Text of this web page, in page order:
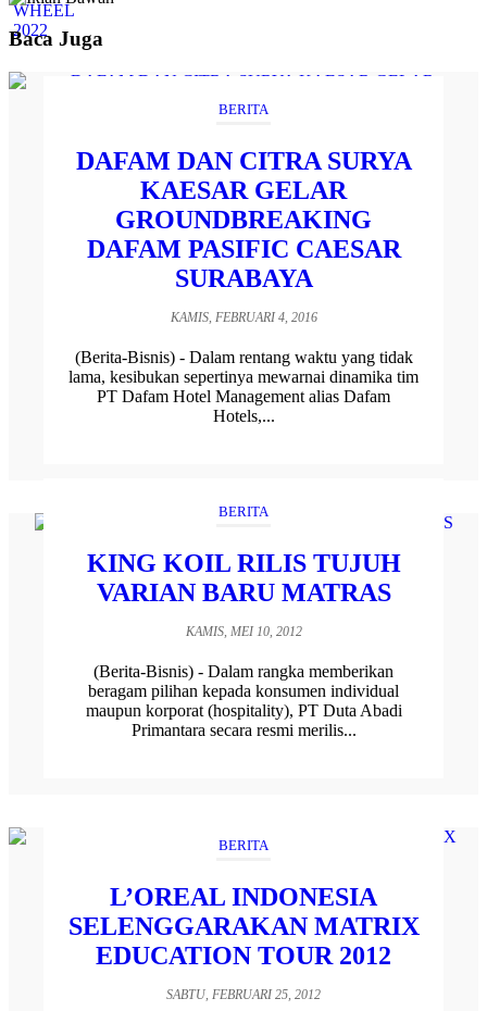
Baca Juga
BERITA
DAFAM DAN CITRA SURYA
KAESAR GELAR
GROUNDBREAKING
DAFAM PASIFIC CAESAR
SURABAYA
KAMIS, FEBRUARI 4, 2016
(Berita-Bisnis) - Dalam rentang waktu yang tidak
lama, kesibukan sepertinya mewarnai dinamika tim
PT Dafam Hotel Management alias Dafam
Hotels,...
BERITA
KING KOIL RILIS TUJUH
VARIAN BARU MATRAS
KAMIS, MEI 10, 2012
(Berita-Bisnis) - Dalam rangka memberikan
beragam pilihan kepada konsumen individual
maupun korporat (hospitality), PT Duta Abadi
Primantara secara resmi merilis...
BERITA
L’OREAL INDONESIA
SELENGGARAKAN MATRIX
EDUCATION TOUR 2012
SABTU, FEBRUARI 25, 2012